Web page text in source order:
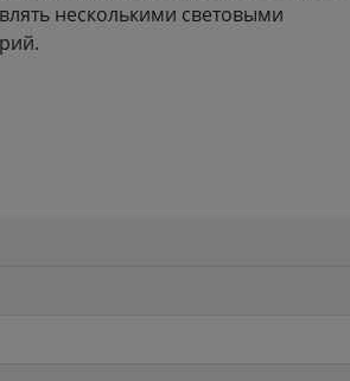
несколькими световыми